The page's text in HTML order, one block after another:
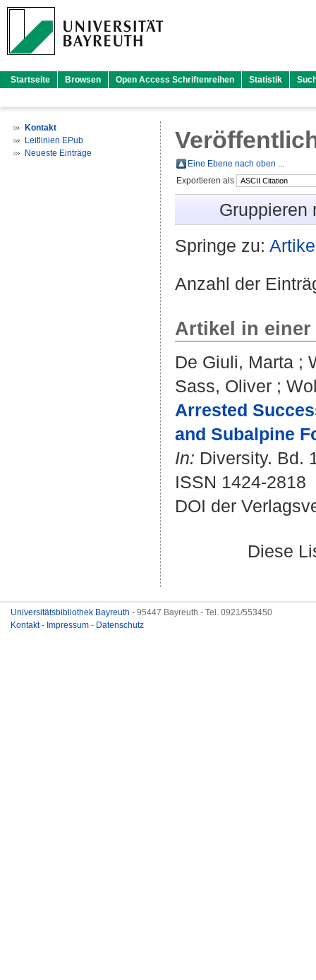
Startseite Browsen Open Access Schriftenreihen Statistik
Kontakt
Leitlinien EPub
Neueste Einträge
Eine Ebene nach oben ...
Exportieren als
Gruppieren
Springe zu:
Anzahl der
Artikel in
De Giuli, Marta ;
Sass, Oliver ;
Arrested
and Subalpine
In: Diversity. Bd.
ISSN 1424-2818
DOI der
Diese
Universitätsbibliothek Bayreuth - 95447 Bayreuth - Tel. 0921/553450
Kontakt- Impressum - Datenschutz